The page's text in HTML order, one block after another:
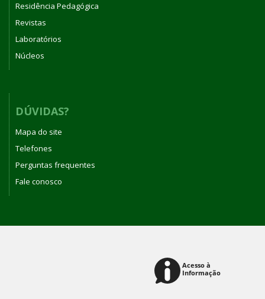
Residência Pedagógica
Revistas
Laboratórios
Núcleos
DÚVIDAS?
Mapa do site
Telefones
Perguntas frequentes
Fale conosco